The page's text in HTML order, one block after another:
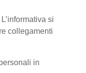
si
collegamenti
in